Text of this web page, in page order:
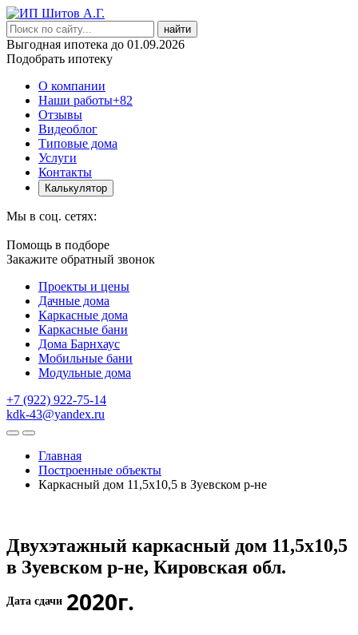
найти
Выгодная ипотека до 01.09.2026
Подобрать ипотеку
О компании
Наши работы+82
Отзывы
Видеоблог
Типовые дома
Услуги
Контакты
Калькулятор
Мы в соц. сетях:
Помощь в подборе
Закажите обратный звонок
Проекты и цены
Дачные дома
Каркасные дома
Каркасные бани
Дома Барнхаус
Мобильные бани
Модульные дома
+7 (922) 922-75-14
kdk-43@yandex.ru
Главная
Построенные объекты
Каркасный дом 11,5х10,5 в Зуевском р-не
Двухэтажный каркасный дом 11,5х10,5
в Зуевском р-не, Кировская обл.
Дата сдачи 2020г.